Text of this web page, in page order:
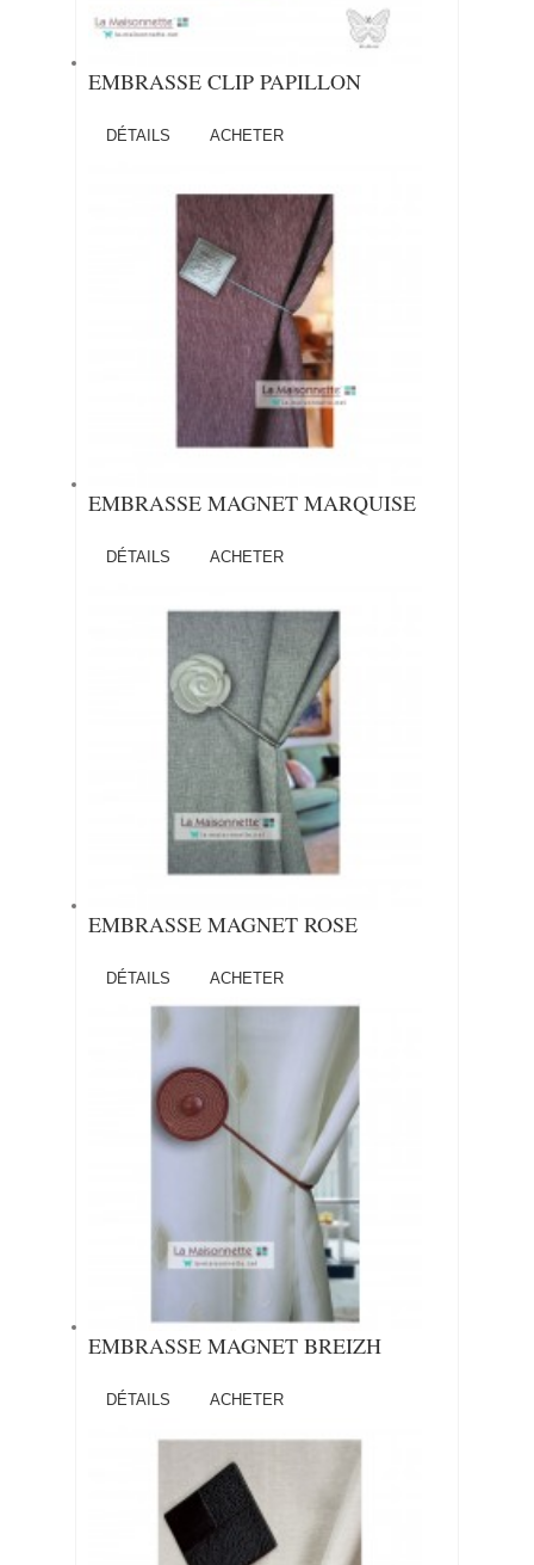
EMBRASSE CLIP PAPILLON
DÉTAILS ACHETER
EMBRASSE MAGNET MARQUISE
DÉTAILS ACHETER
EMBRASSE MAGNET ROSE
DÉTAILS ACHETER
EMBRASSE MAGNET BREIZH
DÉTAILS ACHETER